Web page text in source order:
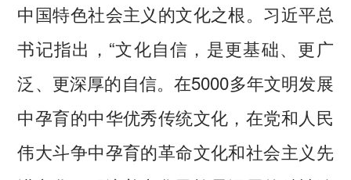
中国特色社会主义的文化之根。习近平总
书记指出，“文化自信，是更基础、更广
泛、更深厚的自信。在5000多年文明发展
中孕育的中华优秀传统文化，在党和人民
伟大斗争中孕育的革命文化和社会主义先